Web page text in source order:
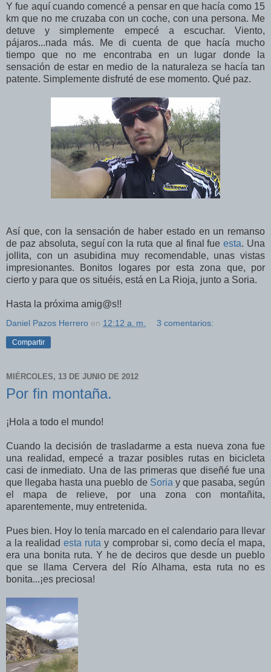
Y fue aquí cuando comencé a pensar en que hacía como 15
km que no me cruzaba con un coche, con una persona. Me
detuve y simplemente empecé a escuchar. Viento,
pájaros...nada más. Me di cuenta de que hacía mucho
tiempo que no me encontraba en un lugar donde la
sensación de estar en medio de la naturaleza se hacía tan
patente. Simplemente disfruté de ese momento. Qué paz.
Así que, con la sensación de haber estado en un remanso
de paz absoluta, seguí con la ruta que al final fueesta. Una
jollita, con un asubidina muy recomendable, unas vistas
impresionantes. Bonitos logares por esta zona que, por
cierto y para que os situéis, está en La Rioja, junto a Soria.
Hasta la próxima amig@s!!
Daniel Pazos Herrero en 12:12 a. m. 3 comentarios:
Compartir
MIÉRCOLES, 13 DE JUNIO DE 2012
Por fin montaña.
¡Hola a todo el mundo!
Cuando la decisión de trasladarme a esta nueva zona fue
una realidad, empecé a trazar posibles rutas en bicicleta
casi de inmediato. Una de las primeras que diseñé fue una
que llegaba hasta una pueblo de Soria y que pasaba, según
el mapa de relieve, por una zona con montañita,
aparentemente, muy entretenida.
Pues bien. Hoy lo tenía marcado en el calendario para llevar
a la realidadesta ruta y comprobar si, como decía el mapa,
era una bonita ruta. Y he de deciros que desde un pueblo
que se llama Cervera del Río Alhama, esta ruta no es
bonita...¡es preciosa!